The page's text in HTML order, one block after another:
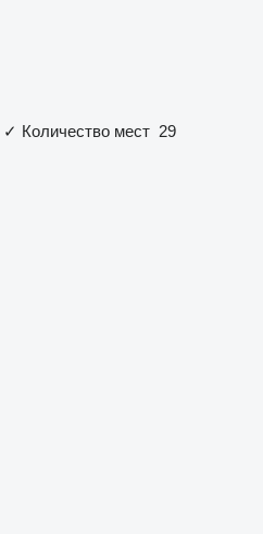
✓ Количество мест 29